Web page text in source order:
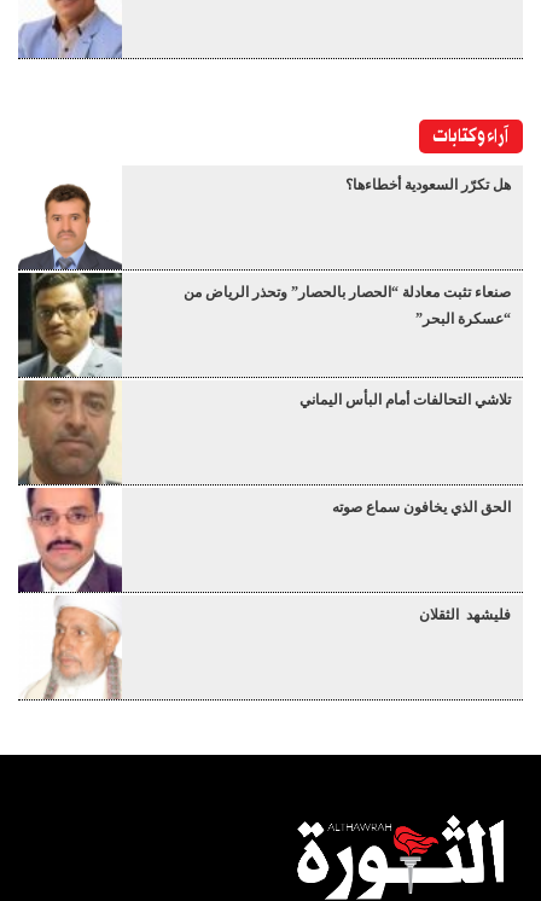
آراء وكتابات
هل تكرّر السعودية أخطاءها؟
صنعاء تثبت معادلة “الحصار بالحصار” وتحذر الرياض من
“عسكرة البحر”
تلاشي التحالفات أمام البأس اليماني
الحق الذي يخافون سماع صوته
فليشهد الثقلان